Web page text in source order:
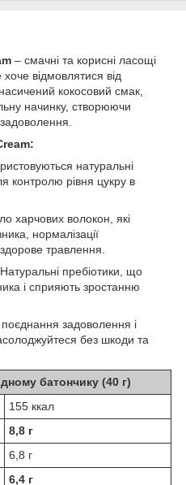
– смачні та корисні ласощі
відмовлятися від
кокосовий смак,
начинку, створюючи
натуральні
контролю рівня цукру в
харчових волокон, які
нормалізації
травлення.
пребіотики, що
і сприяють зростанню
задоволення і
без шкоди та
батончику (40 г)
155 ккал
8,8 г
6,8 г
6,4 г